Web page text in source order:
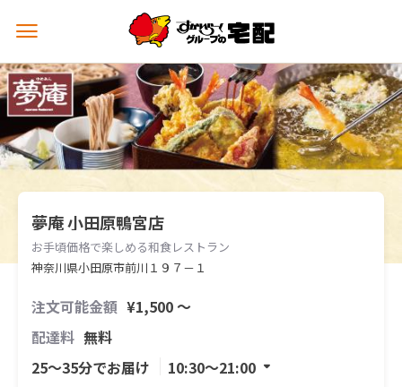
メ
ュ
ー
を
開
く
夢庵 小田原鴨宮店
お手頃価格で楽しめる和食レストラン
神奈川県小田原市前川１９７－１
注文可能金額 ¥1,500 〜
配達料 無料
25〜35分でお届け
10:30〜21:00